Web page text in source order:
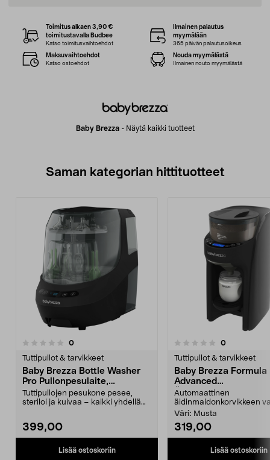
Baby Brezza- Näytä kaikki tuotteet
Toimitus alkaen 3,90 €
toimitustavalla Budbee
Katso toimitusvaihtoehdot
Ilmainen palautus
myymälään
365 päivän palautusoikeus
Maksuvaihtoehdot
Katso ostoehdot
Nouda myymälästä
Ilmainen nouto myymälästä
Saman kategorian hittituotteet
0arvostelut
Tuttipullot & tarvikkeet
Baby Brezza Bottle Washer
Pro Pullonpesulaite,
sterilointilaite ja kuivain
Tuttipullojen pesukone pesee,
steriloi ja kuivaa – kaikki yhdellä
399,00
Lisää ostoskoriin
0.0 viidestä
0arvostelut
Tuttipullot & tarvikkeet
Baby Brezza Formula
Advanced
valmistuslaite
Automaattinen
äidinmaidonkorvikkeen
Väri: Musta
319,00
Lisää ostoskoriin
0.0 viidestä